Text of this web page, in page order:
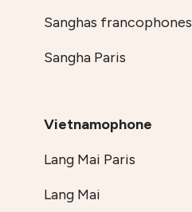
Sanghas francophones
Sangha Paris
Vietnamophone
Lang Mai Paris
Lang Mai